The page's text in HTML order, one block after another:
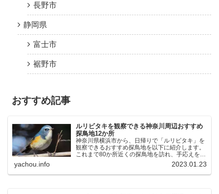
長野市
静岡県
富士市
裾野市
おすすめ記事
ルリビタキを観察できる神奈川周辺おすすめ
探鳥地12か所
神奈川県横浜市から、日帰りで「ルリビタキ」を
観察できるおすすめ探鳥地を以下に紹介します。
これまで80か所近くの探鳥地を訪れ、手応えを感
じた場所です。以下、★ が多いほど観察しやす
く、出現頻度が高いと感じた場所です。 北本自然
観察公園：埼玉県...
yachou.info 2023.01.23